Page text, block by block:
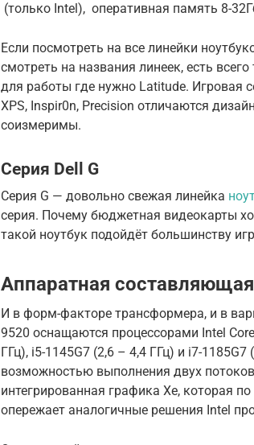
(только Intel), оперативная память 8-
Если посмотреть на все линейки
смотреть на названия линеек, есть
для работы где нужно Latitude. Игровая
XPS, Inspir0n, Precision отличаются
соизмеримы.
Серия Dell G
Серия G — довольно свежая линейка
серия. Почему бюджетная видеокарты
такой ноутбук подойдёт большинству
Аппаратная
И в форм-факторе трансформера, и в
9520 оснащаются процессорами Intel
ГГц), i5-1145G7 (2,6 – 4,4 ГГц) и i7-
возможностью выполнения двух
интегрированная графика Xe, которая
опережает аналогичные решения Intel